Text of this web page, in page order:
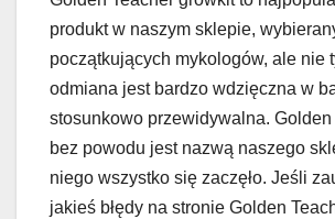
produkt w naszym sklepie,
początkujących mykologów, ale nie
odmiana jest bardzo wdzięczna w
stosunkowo przewidywalna. Golden
bez powodu jest nazwą naszego
niego wszystko się zaczęło. Jeśli
jakieś błędy na stronie Golden